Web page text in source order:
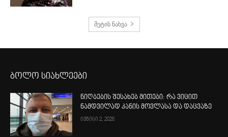
მეტის ნახვა
ბოლო სიახლეები
ნიღბების შესახებ მითები: რა ვიცით
ნამდვილად კანის მოვლასა და დაცვაზე
ივნისი 2, 2026